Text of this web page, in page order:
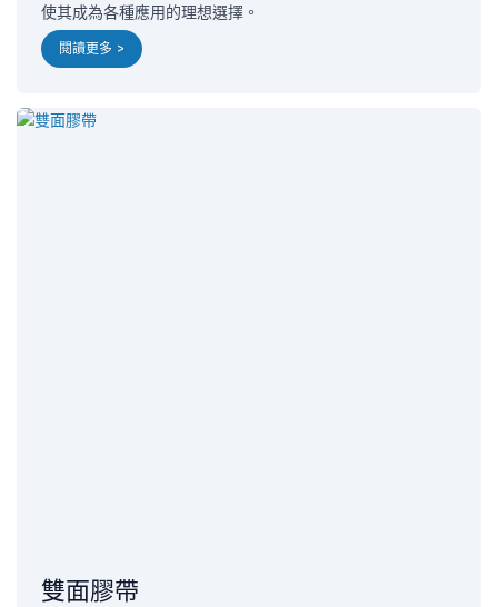
使其成為各種應用的理想選擇。
閱讀更多 >
雙面膠帶